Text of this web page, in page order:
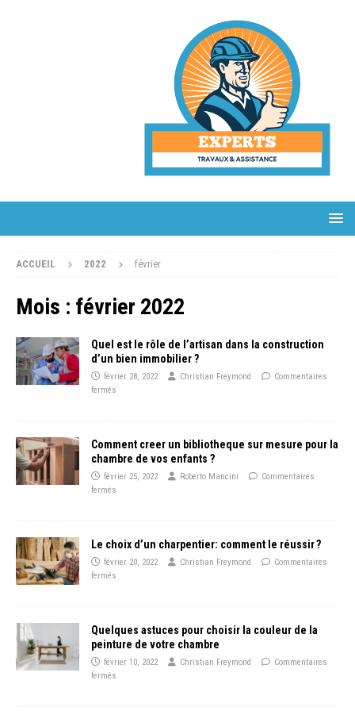
ACCUEIL 2022 février
Mois : février 2022
Quel est le rôle de l’artisan dans la construction
d’un bien immobilier ?
février 28, 2022 Christian Freymond
Commentaires
fermés
Comment creer un bibliotheque sur mesure pour la
chambre de vos enfants ?
février 25, 2022 Roberto Mancini
Commentaires
fermés
Le choix d’un charpentier: comment le réussir ?
février 20, 2022 Christian Freymond
Commentaires
fermés
Quelques astuces pour choisir la couleur de la
peinture de votre chambre
février 10, 2022 Christian Freymond
Commentaires
fermés